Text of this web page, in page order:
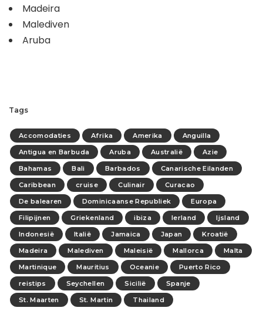
Madeira
Malediven
Aruba
Tags
Accomodaties Afrika Amerika
Anguilla
Antigua en Barbuda
Aruba Australië
Azie
Bahamas
Bali Barbados
Canarische Eilanden
Caribbean
cruise Culinair
Curacao
De balearen
Dominicaanse Republiek
Europa
Filipijnen
Griekenland ibiza Ierland
Ijsland
Indonesië
Italië Jamaica Japan
Kroatië
Madeira
Malediven Maleisië Mallorca
Malta
Martinique
Mauritius Oceanie
Puerto Rico
reistips
Seychellen Sicilië
Spanje
St. Maarten
St. Martin Thailand